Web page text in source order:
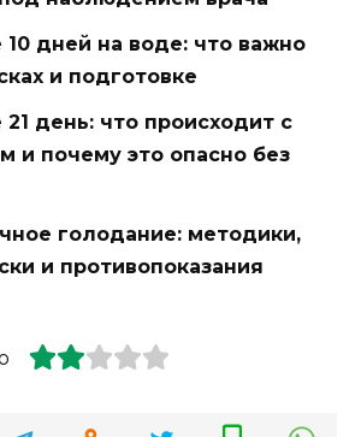
10 дней на воде: что важно
и подготовке
21 день: что происходит с
и почему это опасно без
голодание: методики,
и противопоказания